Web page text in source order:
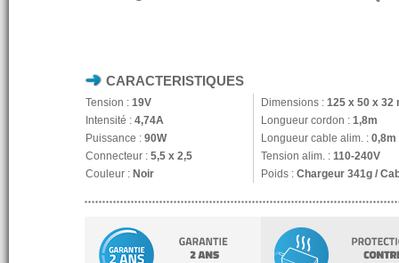
CARACTERISTIQUES
Tension : 19V Dimensions : 125 x 50 x 32
Intensité : 4,74A Longueur cordon : 1,8m
Puissance : 90W Longueur cable alim. : 0,8m
Connecteur : 5,5 x 2,5 Tension alim. : 110-240V
Couleur : Noir Poids : Chargeur 341g /